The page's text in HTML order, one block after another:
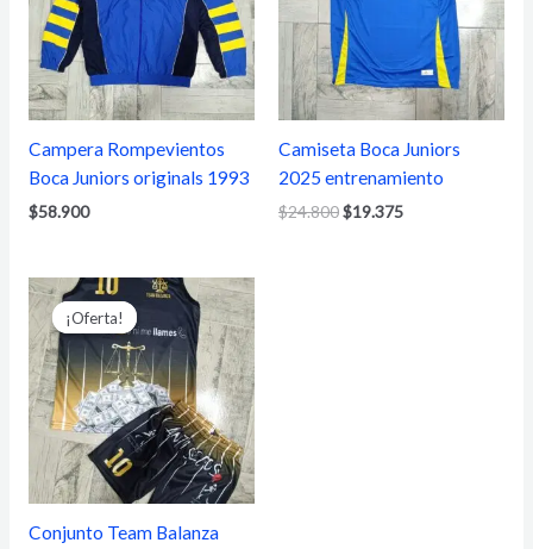
Campera Rompevientos
Boca Juniors originals 1993
$58.900
Camiseta Boca Juniors
2025 entrenamiento
$24.800$19.375
¡Oferta!
¡Oferta!
Conjunto Team Balanza
El
precio
original
era:
$20.150.
El
precio
actual
es:
$15.500.